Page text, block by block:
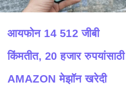
आयफोन 14 512 जीबी
किंमतीत, 20 हजार रुपयांसाठी
AMAZON मेझॉन खरेदी